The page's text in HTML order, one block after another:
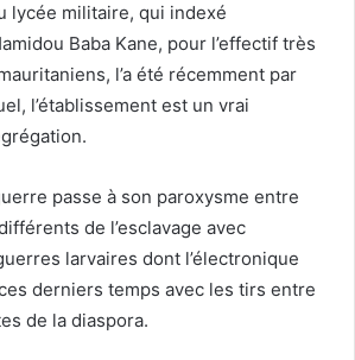
lycée militaire, qui indexé
Baba Kane, pour l’effectif très
l’a été récemment par
l’établissement est un vrai
passe à son paroxysme entre
de l’esclavage avec
larvaires dont l’électronique
derniers temps avec les tirs entre
de la diaspora.